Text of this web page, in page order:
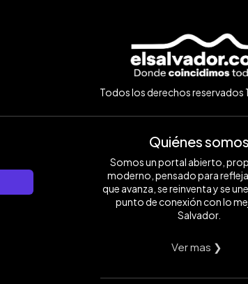
Todos los derechos
Quiénes somos
Somos un portal abierto,
moderno, pensado para
que avanza, se reinventa y se
punto de conexión con lo
Salvador.
Ver mas ❯